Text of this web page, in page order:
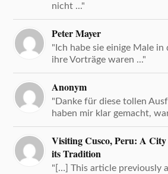
nicht ..."
Peter Mayer
"Ich habe sie einige Male
ihre Vorträge waren ..."
Anonym
"Danke für diese tollen
haben mir klar gemacht,
Visiting Cusco, Peru: A
its Tradition
"[…] This article previously